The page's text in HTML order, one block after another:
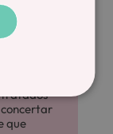
de
tratados
que